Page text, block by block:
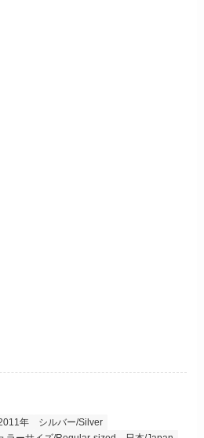
年
シルバー/Silver